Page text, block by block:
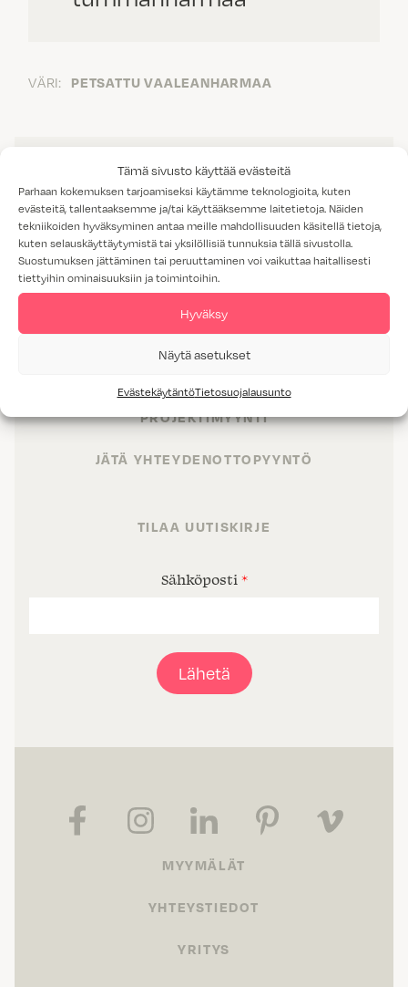
Tämä sivusto käyttää evästeitä
Parhaan kokemuksen tarjoamiseksi käytämme teknologioita, kuten
evästeitä, tallentaaksemme ja/tai käyttääksemme laitetietoja. Näiden
tekniikoiden hyväksyminen antaa meille mahdollisuuden käsitellä tietoja,
kuten selauskäyttäytymistä tai yksilöllisiä tunnuksia tällä sivustolla.
Suostumuksen jättäminen tai peruuttaminen voi vaikuttaa haitallisesti
tiettyihin ominaisuuksiin ja toimintoihin.
Hyväksy
Näytä asetukset
EvästekäytäntöTietosuojalausunto
VÄRI: PETSATTU VAALEANHARMAA
TUOTTEET
TILAT
PROJEKTIMYYNTI
JÄTÄ YHTEYDENOTTOPYYNTÖ
TILAA UUTISKIRJE
Sähköposti *
Lähetä
MYYMÄLÄT
YHTEYSTIEDOT
YRITYS